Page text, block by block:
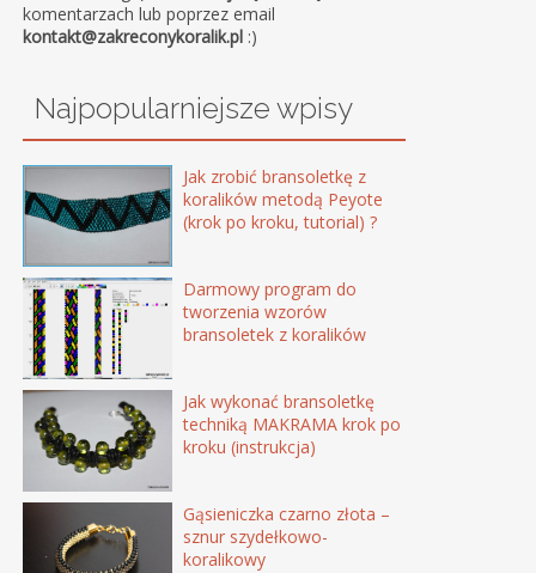
komentarzach lub poprzez email
kontakt@zakreconykoralik.pl :)
Najpopularniejsze wpisy
Jak zrobić bransoletkę z
koralików metodą Peyote
(krok po kroku, tutorial) ?
Darmowy program do
tworzenia wzorów
bransoletek z koralików
Jak wykonać bransoletkę
techniką MAKRAMA krok po
kroku (instrukcja)
Gąsieniczka czarno złota –
sznur szydełkowo-
koralikowy